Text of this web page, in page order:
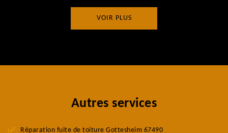
VOIR PLUS
Autres services
Réparation fuite de toiture Gottesheim 67490